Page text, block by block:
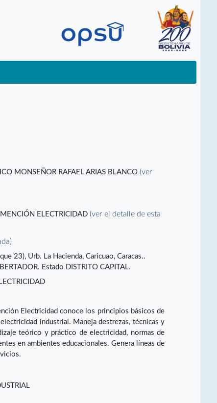
MONSEÑOR RAFAEL ARIAS BLANCO(ver
ELECTRICIDAD(ver el detalle de esta
23), Urb. La Hacienda, Caricuao, Caracas..
Estado DISTRITO CAPITAL.
Electricidad conoce los principios básicos de
industrial. Maneja destrezas, técnicas y
teórico y práctico de electricidad, normas de
en ambientes educacionales. Genera líneas de